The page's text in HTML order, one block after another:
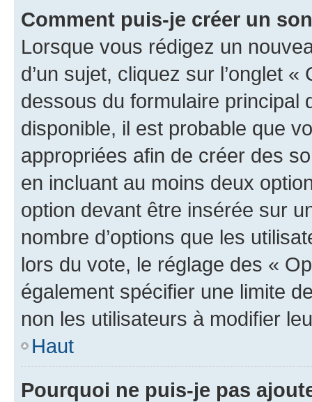
Comment puis-je créer un
Lorsque vous rédigez un
d’un sujet, cliquez sur l’onglet
dessous du formulaire principal
disponible, il est probable que
appropriées afin de créer des
en incluant au moins deux
option devant être insérée sur
nombre d’options que les
lors du vote, le réglage des «
également spécifier une limite
non les utilisateurs à modifier
Haut
Pourquoi ne puis-je pas